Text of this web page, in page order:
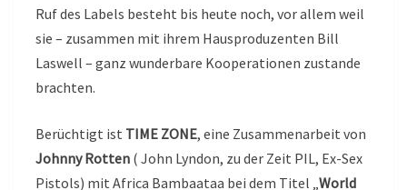
Ruf des Labels besteht bis heute noch, vor allem weil
sie – zusammen mit ihrem Hausproduzenten Bill
Laswell – ganz wunderbare Kooperationen zustande
brachten.
Berüchtigt ist TIME ZONE, eine Zusammenarbeit von
Johnny Rotten ( John Lyndon, zu der Zeit PIL, Ex-Sex
Pistols) mit Africa Bambaataa bei dem Titel „World